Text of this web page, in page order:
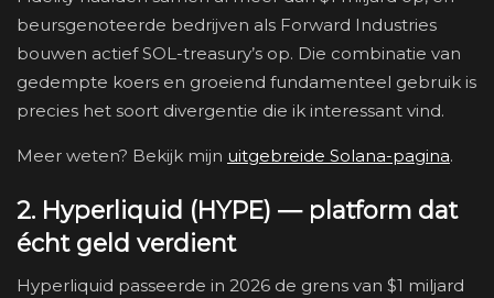
beursgenoteerde bedrijven als Forward Industries
bouwen actief SOL-treasury’s op. Die combinatie van
gedempte koers en groeiend fundamenteel gebruik is
precies het soort divergentie die ik interessant vind.
Meer weten? Bekijk mijn uitgebreide Solana-pagina.
2. Hyperliquid (HYPE) — platform dat
écht geld verdient
Hyperliquid passeerde in 2026 de grens van $1 miljard